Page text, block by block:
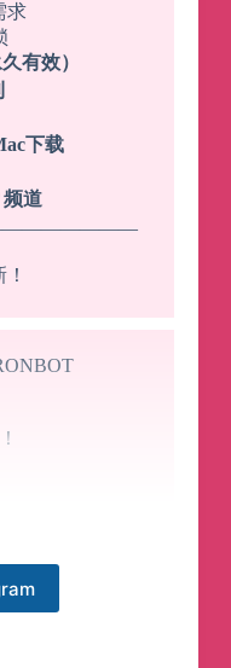
求
有效）
下载
频道